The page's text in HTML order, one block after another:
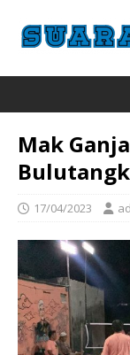
Mak
17/04/2023